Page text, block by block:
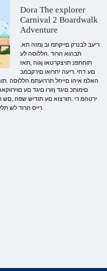
Dora The explorer
Carnival 2 Boardwalk
Adventure
.ריעב לבנרק םייקתמ וב ןמזה תא
תבהוא הרוד .הללוסה לע
תוחתפנ תויצקרטאו ןגוה ,תאז
םע דחי .ריעה יחרואו םירקבמב
האלמ איהו םייחל תררועתמ הללוסה
רייס הרוד לש